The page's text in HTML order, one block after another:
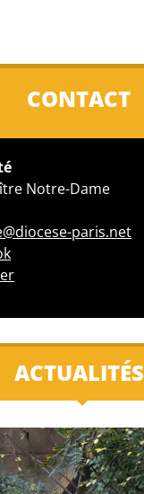
CONTACT
Notre-Dame
paris.net
ACTUALITÉS